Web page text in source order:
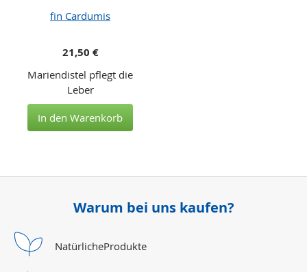
fin Cardumis
21,50 €
Mariendistel pflegt die
Leber
In den Warenkorb
Warum bei uns kaufen?
NatürlicheProdukte